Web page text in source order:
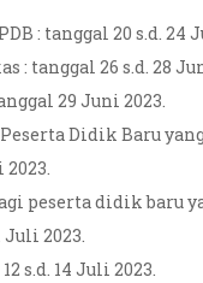
: tanggal 20 s.d. 24
: tanggal 26 s.d. 28
29 Juni 2023.
Didik Baru
peserta didik baru
Juli 2023.
s.d. 14 Juli 2023.